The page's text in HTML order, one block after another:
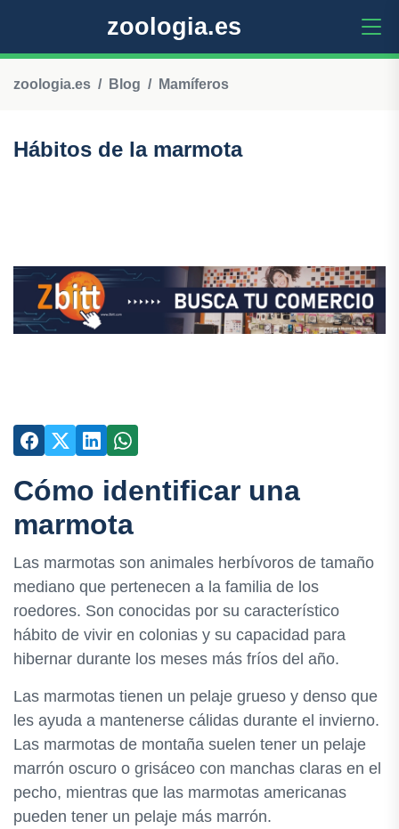
zoologia.es
zoologia.es Blog Mamíferos
Hábitos de la marmota
Cómo identificar una
marmota
Las marmotas son animales herbívoros de tamaño
mediano que pertenecen a la familia de los
roedores. Son conocidas por su característico
hábito de vivir en colonias y su capacidad para
hibernar durante los meses más fríos del año.
Las marmotas tienen un pelaje grueso y denso que
les ayuda a mantenerse cálidas durante el invierno.
Las marmotas de montaña suelen tener un pelaje
marrón oscuro o grisáceo con manchas claras en el
pecho, mientras que las marmotas americanas
pueden tener un pelaje más marrón.